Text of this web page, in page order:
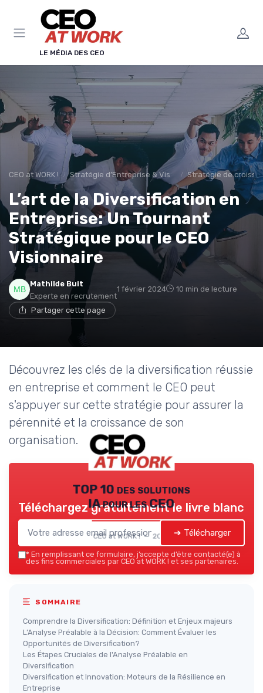
LE MÉDIA DES CEO
CEO at WORK ! Stratégie d’Entreprise & Vision Stratégie de
L’art de la Diversification en
Entreprise: Un Tournant
Stratégique pour le CEO
Visionnaire
Mathilde Buit
Experte en recrutement
1 février 2024 10 min de lecture
Partager cette page
Découvrez les clés de la diversification réussie
en entreprise et comment le CEO peut
s'appuyer sur cette stratégie pour assurer la
pérennité et la croissance de son
organisation.
TOP 10 des solutions
IA pour les CEO
CEO at WORK ! — 2026
Téléchargez gratuitement le livre blanc
➔ Télécharger
* En remplissant ce formulaire, j’accepte d’être contacté(e) à
des fins commerciales par CEO at WORK ! et ses partenaires.
SOMMAIRE
Comprendre la Diversification: Définition et Enjeux majeurs
L’Analyse Préalable à la Décision: Comment Évaluer les
Opportunités de Diversification?
Les Étapes Cruciales de l'Analyse Préalable en
Diversification
Diversification et Innovation: Moteurs de la Résilience en
Entreprise
Panneau de gestion des cookies